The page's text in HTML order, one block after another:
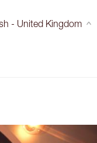
- United Kingdom